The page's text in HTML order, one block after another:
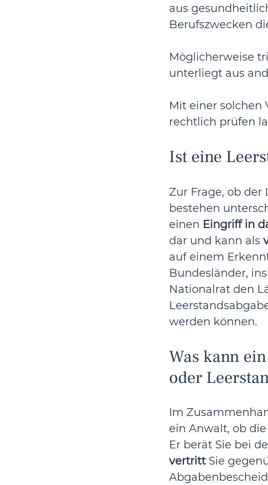
aus
Berufszwecken
Möglicherweise
unterliegt aus
Mit einer solchen
rechtlich prüfen
Ist eine
Zur Frage, ob der
bestehen
einen Eingriff in
dar und kann als
auf einem
Bundesländer,
Nationalrat den
werden können.
Was kann
oder
Im
ein Anwalt, ob die
Er berät Sie bei
vertritt Sie